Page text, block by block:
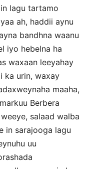
lagu tartamo
ah, haddii aynu
bandhna waanu
iyo hebelna ha
waxaan leeyahay
ka urin, waxay
maaha,
Berbera
salaad walba
in sarajooga lagu
uu